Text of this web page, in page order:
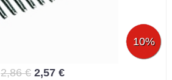
10%
2,86 € 2,57 €